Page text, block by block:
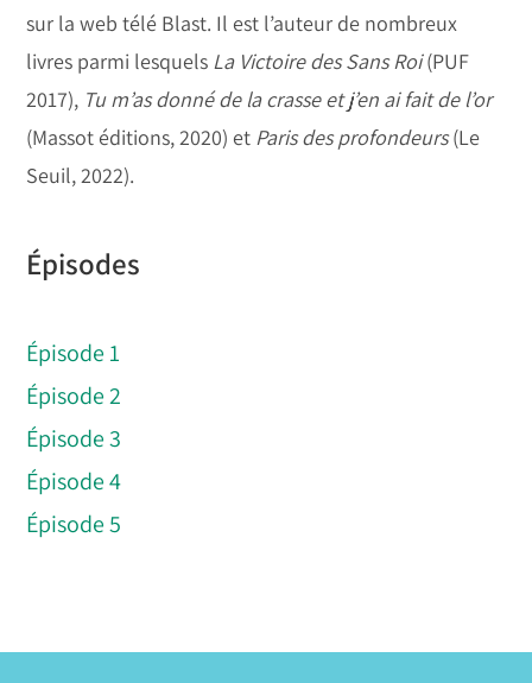
sur la web télé Blast. Il est l’auteur de nombreux
livres parmi lesquels La Victoire des Sans Roi(PUF
2017), Tu m’as donné de la crasse et j’en ai fait de l’or
(Massot éditions, 2020) et Paris des profondeurs(Le
Seuil, 2022).
Épisodes
Épisode 1
Épisode 2
Épisode 3
Épisode 4
Épisode 5